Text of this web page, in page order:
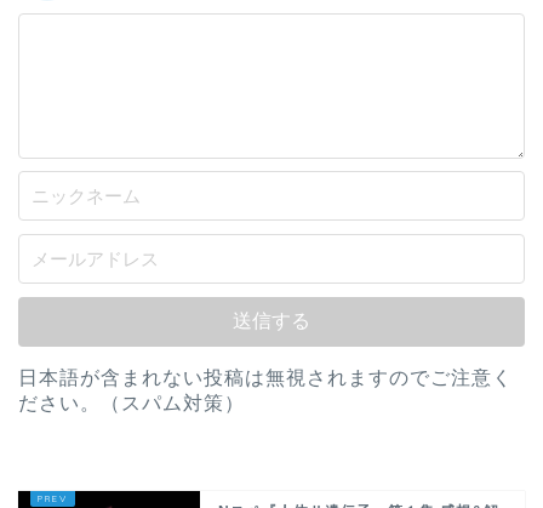
日本語が含まれない投稿は無視されますのでご注意く
ださい。（スパム対策）